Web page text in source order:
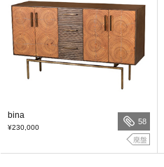
bina
¥230,000
58
廃盤